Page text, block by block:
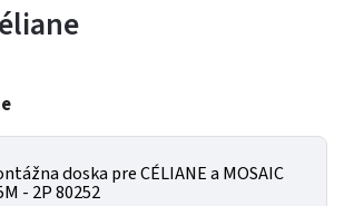
doska pre CÉLIANE a MOSAIC
- 2P 80252